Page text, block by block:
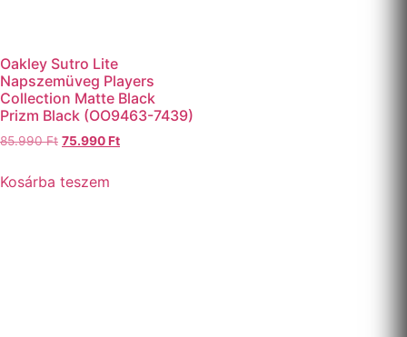
Oakley Sutro Lite
Napszemüveg Players
Collection Matte Black
Prizm Black (OO9463-7439)
85.990Ft 75.990Ft
Kosárba teszem